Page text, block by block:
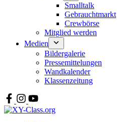
Smalltalk
Gebrauchtmarkt
Crewbörse
Mitglied werden
Medien
Bildergalerie
Pressemittelungen
Wandkalender
Klassenzeitung